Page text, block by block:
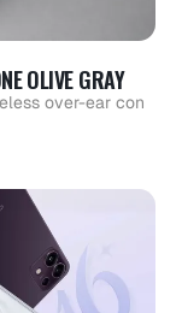
OLIVE GRAY
over-ear con